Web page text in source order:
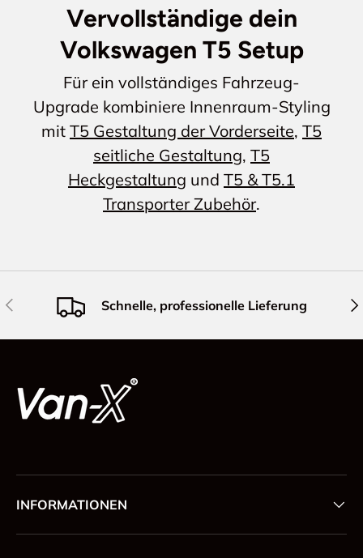
Vervollständige dein
Volkswagen T5 Setup
Für ein vollständiges Fahrzeug-
Upgrade kombiniere Innenraum-Styling
mit T5 Gestaltung der Vorderseite, T5
seitliche Gestaltung, T5
Heckgestaltung und T5 & T5.1
Transporter Zubehör.
Vorherige Schnelle, professionelle Lieferung
INFORMATIONEN